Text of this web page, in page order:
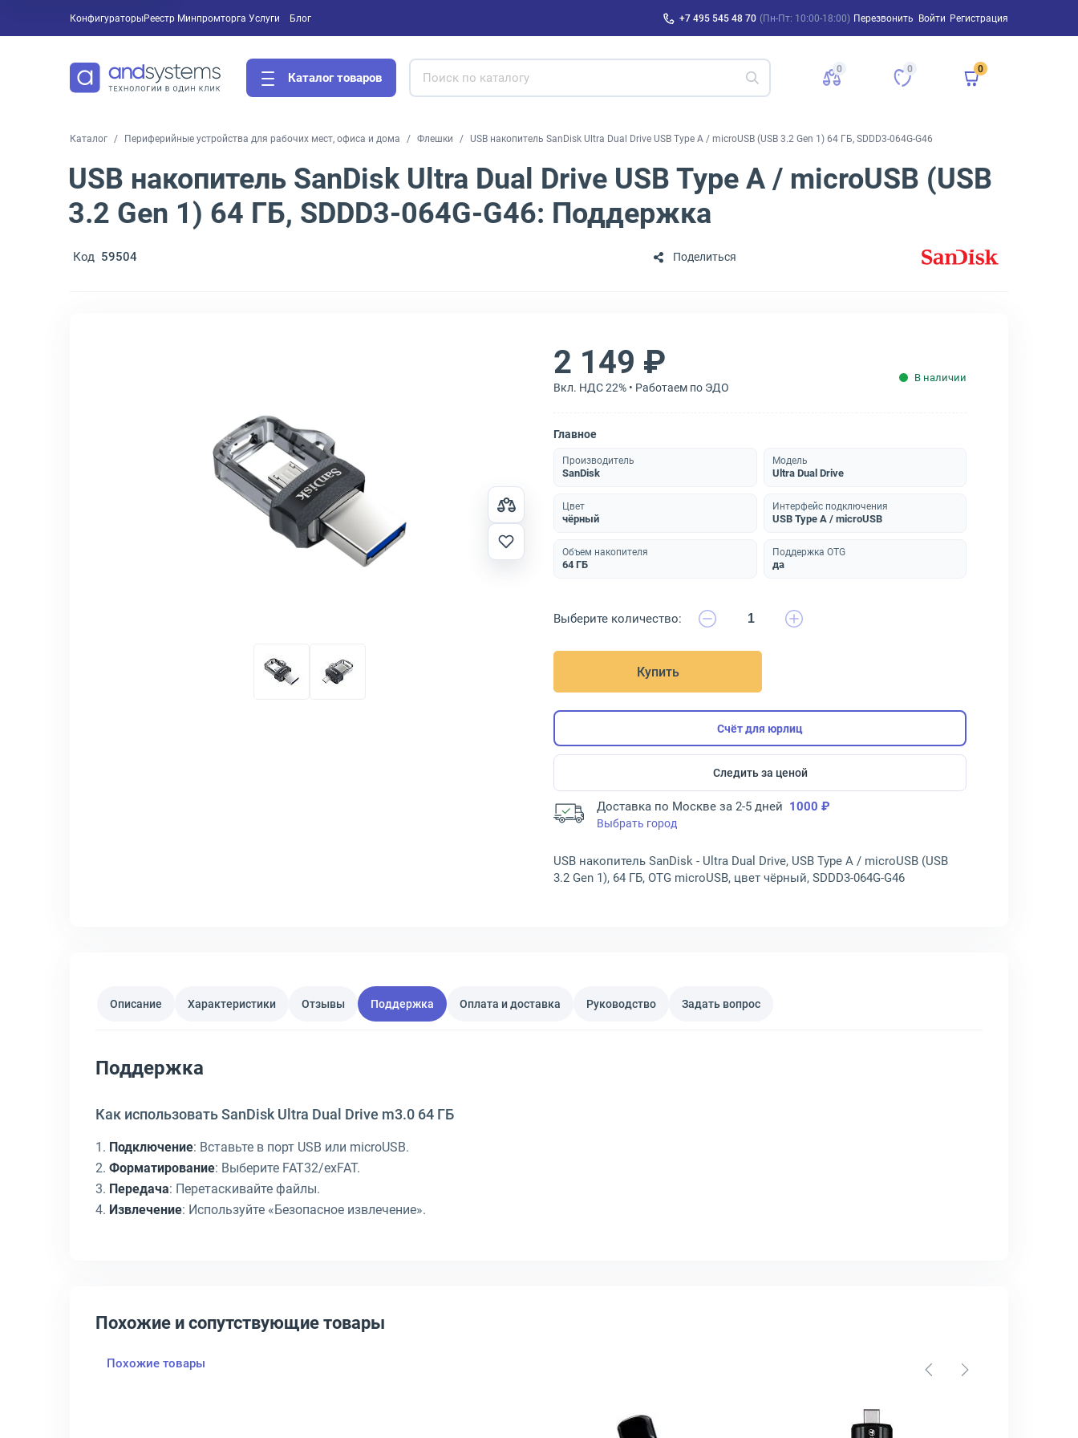
Конфигураторы Услуги
Реестр Минпромторга Блог +7 495 545 48 70 (Пн-Пт: 10:00-18:00) Перезвонить Войти Регистрация
Каталог товаров
0 0 0
Каталог Периферийные устройства для рабочих мест, офиса и дома Флешки USB накопитель SanDisk Ultra Dual Drive USB Type A / microUSB (USB 3.2 Gen 1) 64 ГБ, SDDD3-064G-G46
USB накопитель SanDisk Ultra Dual Drive USB Type A / microUSB (USB
3.2 Gen 1) 64 ГБ, SDDD3-064G-G46: Поддержка
Код 59504 Поделиться
2 149 ₽
Вкл. НДС 22% • Работаем по ЭДО
В наличии
Главное
Производитель
SanDisk
Модель
Ultra Dual Drive
Цвет
чёрный
Интерфейс подключения
USB Type A / microUSB
Объем накопителя
64 ГБ
Поддержка OTG
да
Выберите количество:
Купить
Счёт для юрлиц
Следить за ценой
Доставка по Москве за 2-5 дней 1000 ₽
Выбрать город
USB накопитель SanDisk - Ultra Dual Drive, USB Type A / microUSB (USB
3.2 Gen 1), 64 ГБ, OTG microUSB, цвет чёрный, SDDD3-064G-G46
Описание Характеристики Отзывы Поддержка Оплата и доставка Руководство Задать вопрос
Поддержка
Как использовать SanDisk Ultra Dual Drive m3.0 64 ГБ
1. Подключение: Вставьте в порт USB или microUSB.
2. Форматирование: Выберите FAT32/exFAT.
3. Передача: Перетаскивайте файлы.
4. Извлечение: Используйте «Безопасное извлечение».
Похожие и сопутствующие товары
Похожие товары